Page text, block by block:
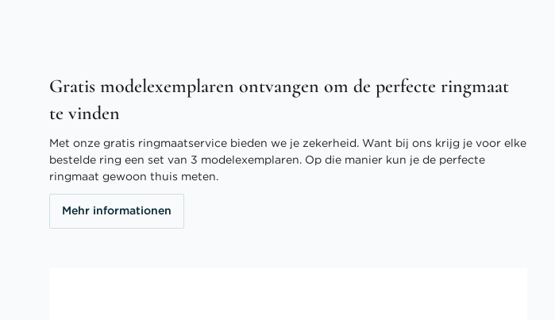
Gratis modelexemplaren ontvangen om de perfecte ringmaat
te vinden
Met onze gratis ringmaatservice bieden we je zekerheid. Want bij ons krijg je voor elke
bestelde ring een set van 3 modelexemplaren. Op die manier kun je de perfecte
ringmaat gewoon thuis meten.
Mehr informationen